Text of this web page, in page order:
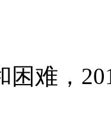
困难，